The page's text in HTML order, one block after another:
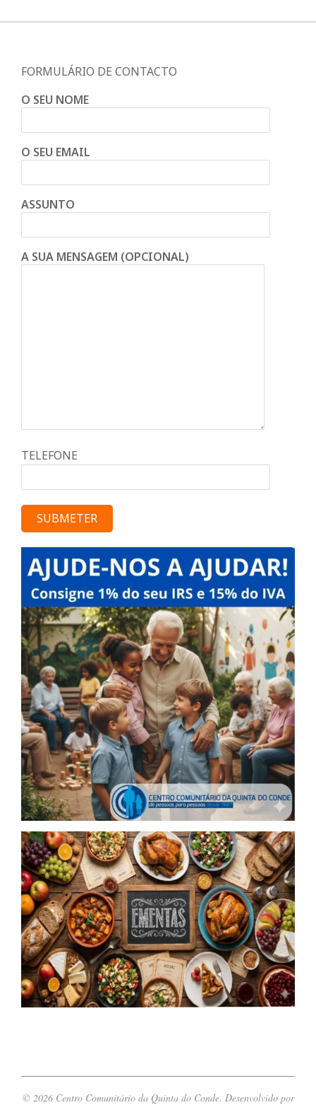
FORMULÁRIO DE CONTACTO
O SEU NOME
O SEU EMAIL
ASSUNTO
A SUA MENSAGEM (OPCIONAL)
TELEFONE
© 2026 Centro Comunitário da Quinta do Conde. Desenvolvido por